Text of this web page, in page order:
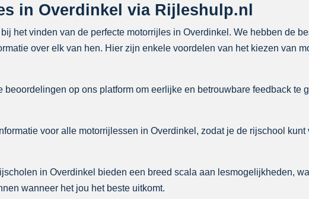
in Overdinkel via Rijleshulp.nl
het vinden van de perfecte motorrijles in Overdinkel. We hebben de
over elk van hen. Hier zijn enkele voordelen van het kiezen van
beoordelingen op ons platform om eerlijke en betrouwbare feedback te
voor alle motorrijlessen in Overdinkel, zodat je de rijschool kunt
in Overdinkel bieden een breed scala aan lesmogelijkheden,
wanneer het jou het beste uitkomt.